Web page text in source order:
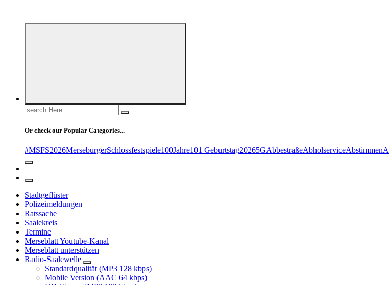
Search
for:
Or check our Popular Categories...
#MSFS2026MerseburgerSchlossfestspiele100Jahre101 Geburtstag20265GAbbestraßeAbholserviceAbstimmen
Stadtgeflüster
Polizeimeldungen
Ratssache
Saalekreis
Termine
Merseblatt Youtube-Kanal
Merseblatt unterstützen
Radio-Saalewelle
Standardqualität (MP3 128 kbps)
Mobile Version (AAC 64 kbps)